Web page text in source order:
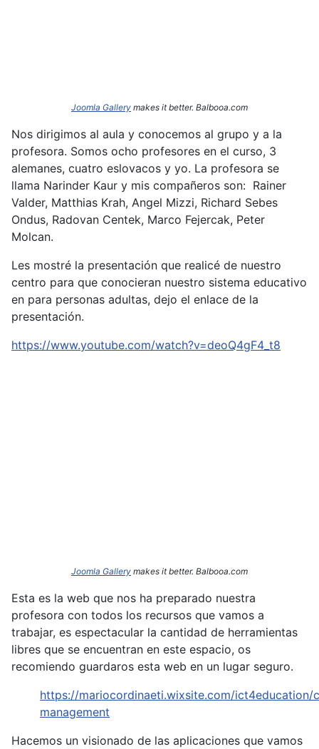
Joomla Gallery makes it better. Balbooa.com
Nos dirigimos al aula y conocemos al grupo y a la
profesora. Somos ocho profesores en el curso, 3
alemanes, cuatro eslovacos y yo. La profesora se
llama Narinder Kaur y mis compañeros son: Rainer
Valder, Matthias Krah, Angel Mizzi, Richard Sebes
Ondus, Radovan Centek, Marco Fejercak, Peter
Molcan.
Les mostré la presentación que realicé de nuestro
centro para que conocieran nuestro sistema educativo
en para personas adultas, dejo el enlace de la
presentación.
https://www.youtube.com/watch?v=deoQ4gF4_t8
Joomla Gallery makes it better. Balbooa.com
Esta es la web que nos ha preparado nuestra
profesora con todos los recursos que vamos a
trabajar, es espectacular la cantidad de herramientas
libres que se encuentran en este espacio, os
recomiendo guardaros esta web en un lugar seguro.
https://mariocordinaeti.wixsite.com/ict4education/
management
Hacemos un visionado de las aplicaciones que vamos